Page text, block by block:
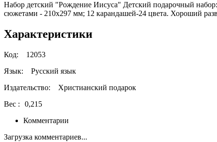
Набор детский "Рождение Иисуса" Детский подарочный
сюжетами - 210х297 мм; 12 карандашей-24 цвета. Хороший
Характеристики
Код: 12053
Язык: Русский язык
Издательство:
Христианский подарок
Вес :
0,215
Комментарии
Загрузка комментариев...